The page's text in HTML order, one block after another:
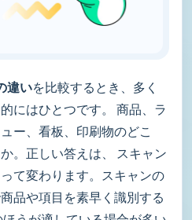
違いを比較するとき、多く
にはひとつです。 商品、ラ
ー、看板、印刷物のどこ
。正しい答えは、 スキャン
て変わります。スキャンの
品や項目を素早く識別する